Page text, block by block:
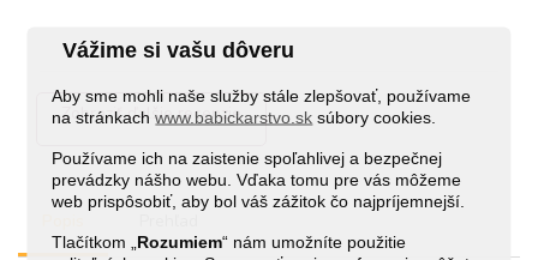
Vážime si vašu dôveru
Aby sme mohli naše služby stále zlepšovať, používame
na stránkachwww.babickarstvo.sk súbory cookies.
Používame ich na zaistenie spoľahlivej a bezpečnej
prevádzky nášho webu. Vďaka tomu pre vás môžeme
web prispôsobiť, aby bol váš zážitok čo najpríjemnejší.
Tlačítkom „ Rozumiem“ nám umožníte použitie
Zobraziť ďalšie recenzie